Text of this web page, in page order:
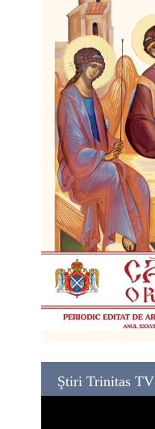
Ştiri Trinitas TV